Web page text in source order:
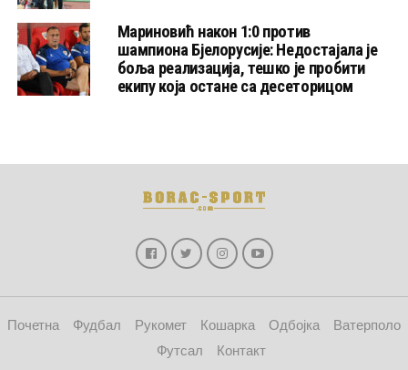
Мариновић након 1:0 против
шампиона Бјелорусије: Недостајала је
боља реализација, тешко је пробити
екипу која остане са десеторицом
Почетна Фудбал Рукомет Кошарка Одбојка
Ватерполо
Футсал
Контакт